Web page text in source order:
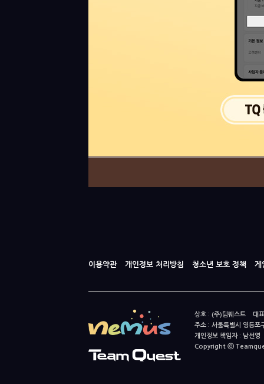
이용약관 개인정보 처리방침 청소년 보호 정책 게
상호 : (주)팀퀘스트 대
주소 : 서울특별시 영등
개인정보 책임자 : 남
Copyright ⓒ